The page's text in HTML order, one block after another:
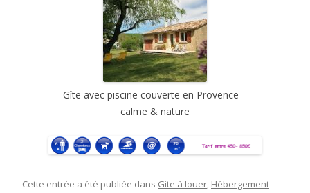
Gîte avec piscine couverte en Provence –
calme & nature
Cette entrée a été publiée dans Gite à louer, Hébergement